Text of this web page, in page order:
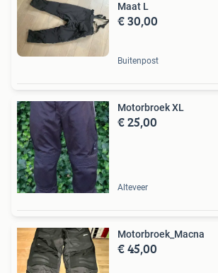
Maat L
€ 30,00
Buitenpost
Motorbroek XL
€ 25,00
Alteveer
Motorbroek_Macna
€ 45,00